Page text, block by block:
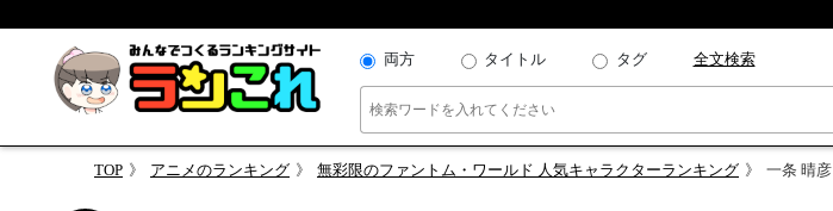
両方 タイトル タグ 全文検索
TOP アニメのランキング 無彩限のファントム・ワールド 人気キャラクターランキング 一条 晴彦